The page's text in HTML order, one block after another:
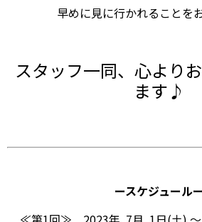
早めに見に行かれることを
スタッフ一同、心より
ます♪
ースケジュールー